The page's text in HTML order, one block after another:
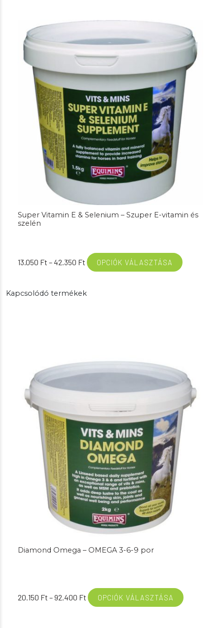
22.800 Ft
Super Vitamin E & Selenium – Szuper E-vitamin és
szelén
13.050 Ft –42.350 Ft Ártartomány:
13.050 Ft
42.350 Ft
OPCIÓK VÁLASZTÁSA
Kapcsolódó termékek
Diamond Omega – OMEGA 3-6-9 por
20.150 Ft –92.400 Ft Ártartomány:
20.150 Ft
OPCIÓK VÁLASZTÁSA